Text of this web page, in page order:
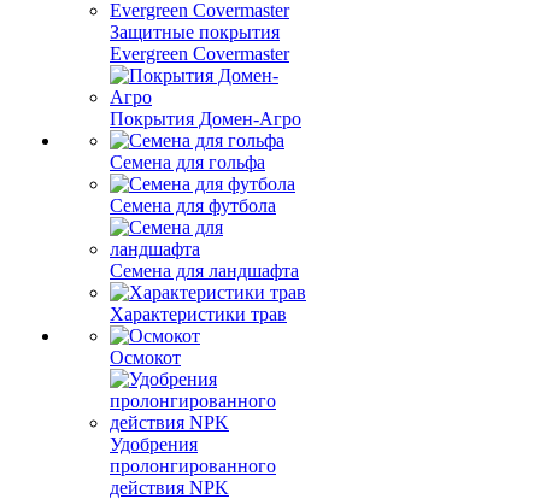
Защитные покрытия
Evergreen Covermaster
Покрытия Домен-Агро
Семена для гольфа
Семена для футбола
Семена для ландшафта
Характеристики трав
Осмокот
Удобрения
пролонгированного
действия NPK